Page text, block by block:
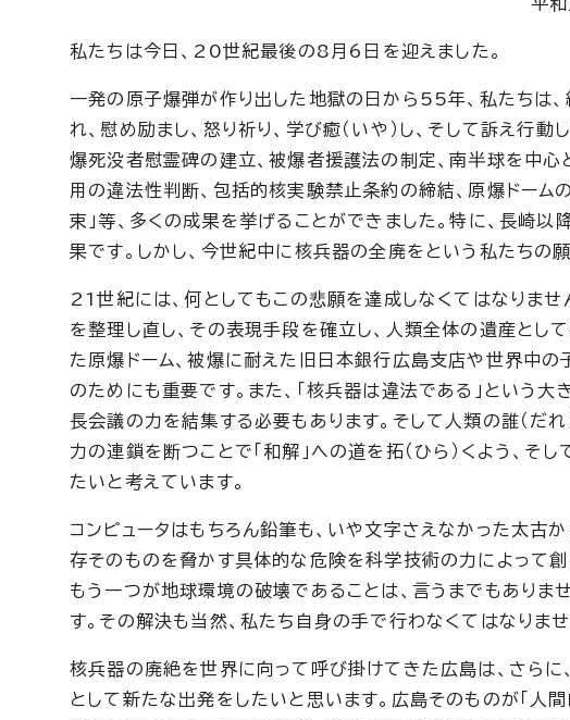
私たちは今日、20世紀最後の8月6日を迎えました。
一発の原子爆弾が作り出した地獄の日から55年、私たちは、
れ、慰め励まし、怒り祈り、学び癒（いや）し、そして訴え行
爆死没者慰霊碑の建立、被爆者援護法の制定、南半球を中
用の違法性判断、包括的核実験禁止条約の締結、原爆ドー
束」等、多くの成果を挙げることができました。特に、長崎
果です。しかし、今世紀中に核兵器の全廃をという私たちの
21世紀には、何としてもこの悲願を達成しなくてはなりま
を整理し直し、その表現手段を確立し、人類全体の遺産とし
た原爆ドーム、被爆に耐えた旧日本銀行広島支店や世界中の
のためにも重要です。また、「核兵器は違法である」という
長会議の力を結集する必要もあります。そして人類の誰（だ
力の連鎖を断つことで「和解」への道を拓（ひら）くよう、
たいと考えています。
コンピュータはもちろん鉛筆も、いや文字さえなかった太
存そのものを脅かす具体的な危険を科学技術の力によって創
もう一つが地球環境の破壊であることは、言うまでもありま
す。その解決も当然、私たち自身の手で行わなくてはなりませ
核兵器の廃絶を世界に向って呼び掛けてきた広島は、さら
として新たな出発をしたいと思います。広島そのものが「人